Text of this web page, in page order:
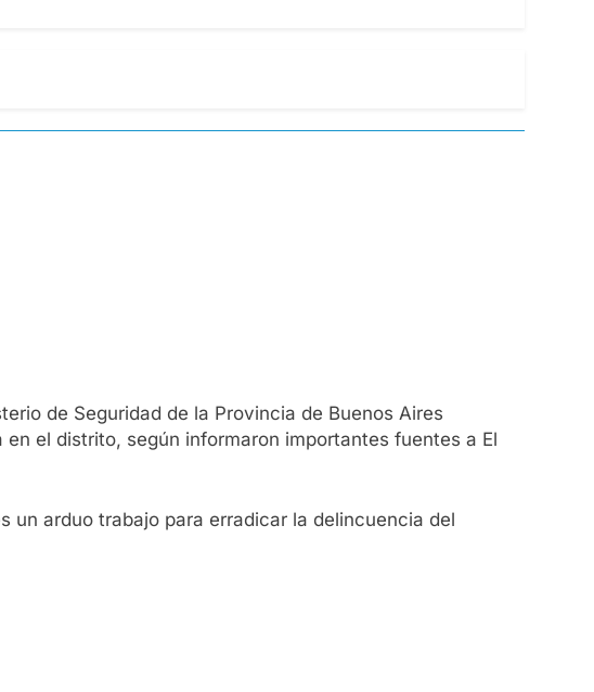
de Seguridad de la Provincia de Buenos Aires
el distrito, según informaron importantes fuentes a El
un arduo trabajo para erradicar la delincuencia del